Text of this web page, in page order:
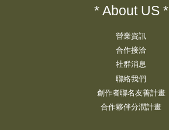
* About US *
營業資訊
合作接洽
社群消息
聯絡我們
創作者聯名友善計畫
合作夥伴分潤計畫